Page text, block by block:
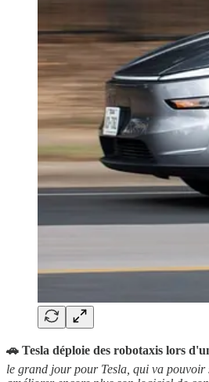
🚗 Tesla déploie des robotaxis lors
le grand jour pour Tesla, qui va pouvoir